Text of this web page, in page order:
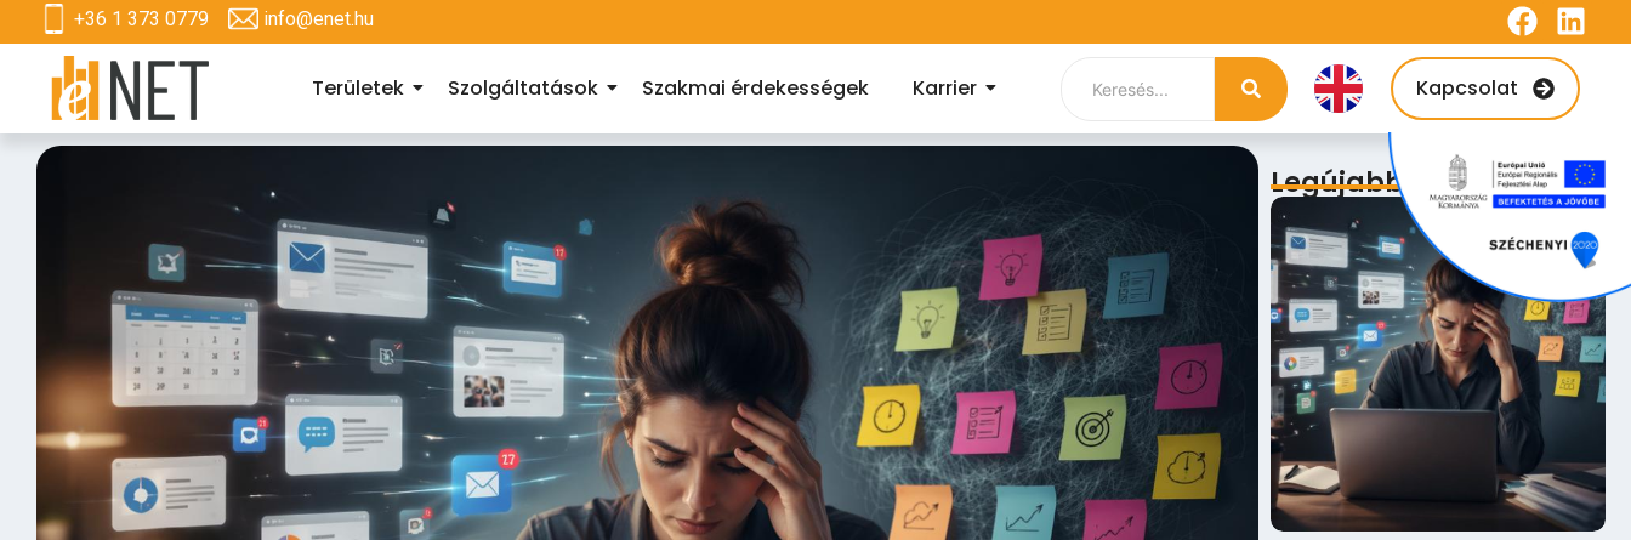
+36 1 373 0779 info@enet.hu
Területek Szolgáltatások Szakmai érdekességek Karrier Kapcsolat
Legújabb bejegyzések